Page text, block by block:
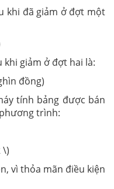
khi đã giảm ở đợt một
khi giảm ở đợt hai là:
đồng)
tính bảng được bán
trình:
\)
vì thỏa mãn điều kiện